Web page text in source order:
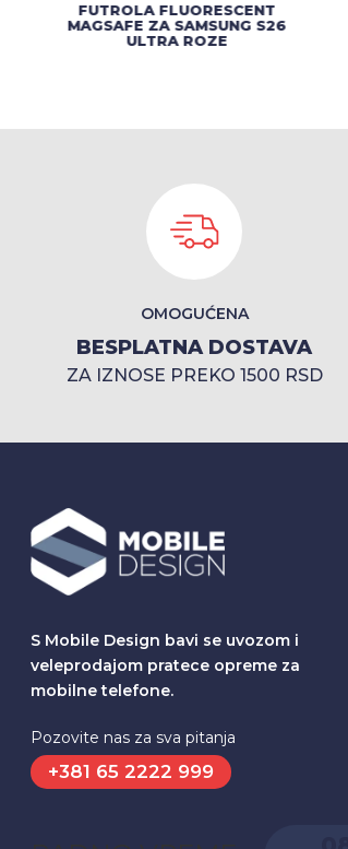
FUTROLA FLUORESCENT
MAGSAFE ZA SAMSUNG S26
ULTRA ROZE
OMOGUĆENA
BESPLATNA DOSTAVA
ZA IZNOSE PREKO 1500 RSD
S Mobile Design bavi se uvozom i
veleprodajom pratece opreme za
mobilne telefone.
Pozovite nas za sva pitanja
+381 65 2222 999